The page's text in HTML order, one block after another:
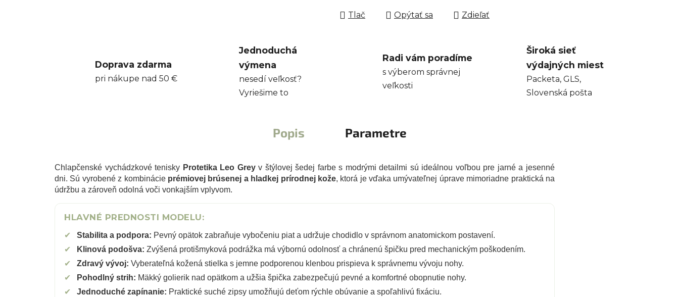
Tlač Opýtať sa Zdieľať
Doprava zdarma
pri nákupe nad 50 €
Jednoduchá
výmena
nesedí veľkosť?
Vyriešime to
Radi vám poradíme
s výberom správnej
veľkosti
Široká sieť
výdajných miest
Packeta, GLS,
Slovenská pošta
Popis Parametre
Chlapčenské vychádzkové tenisky Protetika Leo Greyv štýlovej šedej farbe s modrými detailmi sú ideálnou voľbou pre jarné a jesenné
dni. Sú vyrobené z kombinácie prémiovej brúsenej a hladkej prírodnej kože, ktorá je vďaka umývateľnej úprave mimoriadne praktická na
údržbu a zároveň odolná voči vonkajším vplyvom.
HLAVNÉ PREDNOSTI MODELU:
✔ Stabilita a podpora: Pevný opätok zabraňuje vybočeniu piat a udržuje chodidlo v správnom anatomickom postavení.
✔
Klinová podošva: Zvýšená protišmyková podrážka má výbornú odolnosť a chránenú špičku pred mechanickým poškodením.
✔
Zdravý vývoj: Vyberateľná kožená stielka s jemne podporenou klenbou prispieva k správnemu vývoju nohy.
✔
Pohodlný strih: Mäkký golierik nad opätkom a užšia špička zabezpečujú pevné a komfortné obopnutie nohy.
✔
Jednoduché zapínanie: Praktické suché zipsy umožňujú deťom rýchle obúvanie a spoľahlivú fixáciu.